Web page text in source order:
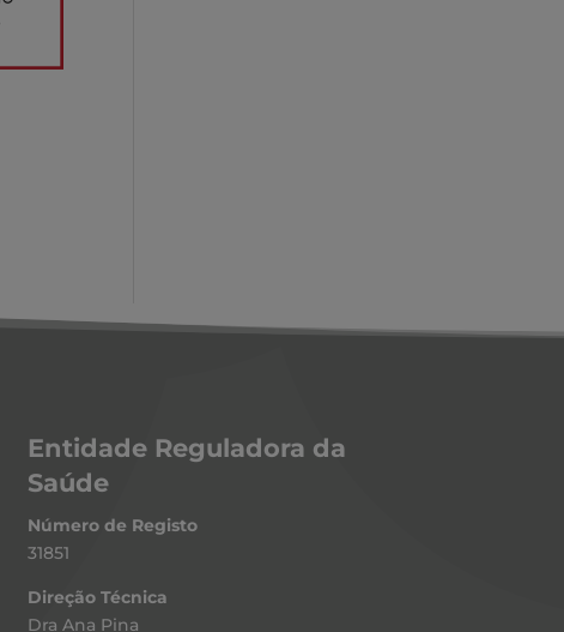
Entidade Reguladora da
Saúde
Número de Registo
31851
Direção Técnica
Dra Ana Pina